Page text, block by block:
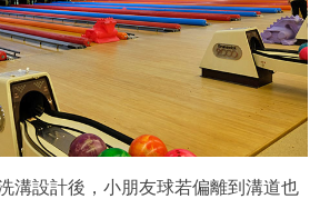
溝設計後，小朋友球若偏離到溝道也